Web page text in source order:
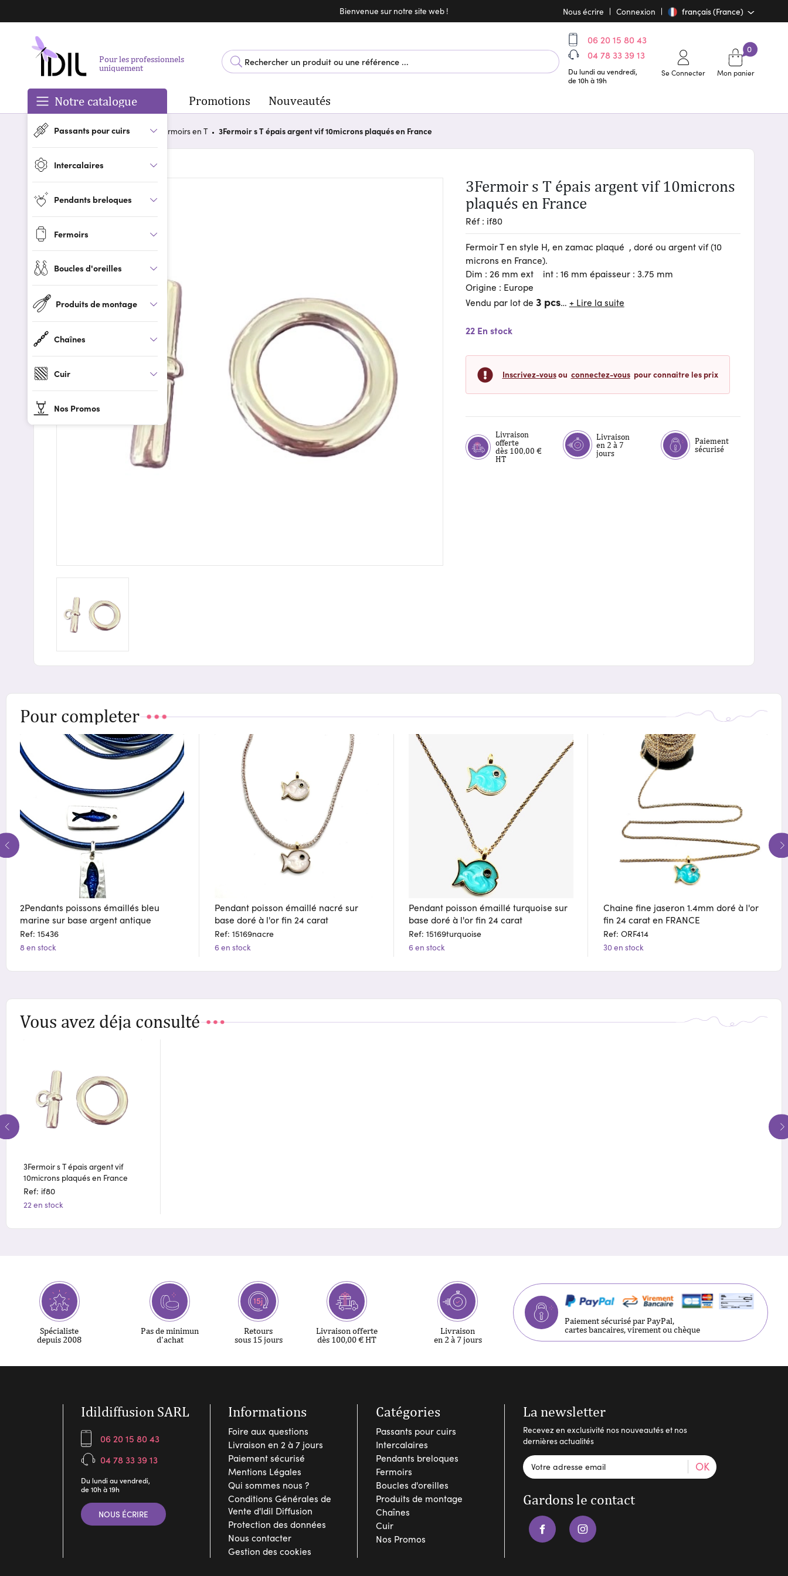
Bienvenue sur notre site web !
Bienvenue sur notre site web ! Nous écrire Connexion français (France)
Pour les professionnels
uniquement
06 20 15 80 43
04 78 33 39 13
Du lundi au vendredi,
de 10h à 19h
Se Connecter Mon panier
0
Notre catalogue Promotions Nouveautés
Passants pour cuirs
Intercalaires
Pendants breloques
Fermoirs
Boucles d'oreilles
Produits de montage
Chaînes
Cuir
Nos Promos
Accueil Catégories Fermoirs Fermoirs en T 3Fermoir s T épais argent vif 10microns plaqués en France
Retour
3Fermoir s T épais argent vif 10microns
plaqués en France
Réf : if80
Fermoir T en style H, en zamac plaqué , doré ou argent vif (10
microns en France).
Dim : 26 mm ext int : 16 mm épaisseur : 3.75 mm
Origine : Europe
Vendu par lot de 3 pcs… + Lire la suite
22 En stock
Inscrivez-vousou connectez-vouspour connaitre les prix
Livraison
offerte
dès 100,00 €
HT
Livraison
en 2 à 7
jours
Paiement
sécurisé
Pour completer
2Pendants poissons émaillés bleu
marine sur base argent antique
Ref: 15436
8 en stock
Pendant poisson émaillé nacré sur
base doré à l'or fin 24 carat
Ref: 15169nacre
6 en stock
Pendant poisson émaillé turquoise sur
base doré à l'or fin 24 carat
Ref: 15169turquoise
6 en stock
Chaine fine jaseron 1.4mm doré à l'or
fin 24 carat en FRANCE
Ref: ORF414
30 en stock
Vous avez déja consulté
3Fermoir s T épais argent vif
10microns plaqués en France
Ref: if80
22 en stock
Spécialiste
depuis 2008
Pas de minimun
d'achat
Retours
sous 15 jours
Livraison offerte
dès 100,00 € HT
Livraison
en 2 à 7 jours
Paiement sécurisé par PayPal,
cartes bancaires, virement ou chèque
Idildiffusion SARL
06 20 15 80 43
04 78 33 39 13
Du lundi au vendredi,
de 10h à 19h
NOUS ÉCRIRE
Informations
Foire aux questions
Livraison en 2 à 7 jours
Paiement sécurisé
Mentions Légales
Qui sommes nous ?
Conditions Générales de
Vente d'Idil Diffusion
Protection des données
Nous contacter
Gestion des cookies
Catégories
Passants pour cuirs
Intercalaires
Pendants breloques
Fermoirs
Boucles d'oreilles
Produits de montage
Chaînes
Cuir
Nos Promos
La newsletter
Recevez en exclusivité nos nouveautés et nos
dernières actualités
OK
Gardons le contact